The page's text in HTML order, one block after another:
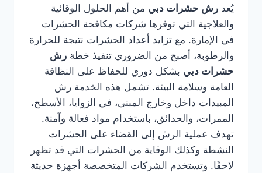
يُعد رش حشرات دبي من أهم الحلول الوقائية
والعلاجية التي توفرها شركات مكافحة الحشرات
في الإمارة. مع تزايد أعداد الحشرات نتيجة للحرارة
والرطوبة، أصبح من الضروري تنفيذ خطة رش
حشرات دبي بشكل دوري للحفاظ على النظافة
العامة وسلامة البيئة. تشمل هذه الخدمة رش
المبيدات داخل وخارج المبنى، في الزوايا، الأسطح،
الممرات، والحدائق، باستخدام مواد فعالة وآمنة.
تهدف عملية الرش إلى القضاء على الحشرات
النشطة وكذلك الوقاية من الحشرات التي قد تظهر
لاحقًا. وتستخدم الشركات المتخصصة أجهزة حديثة